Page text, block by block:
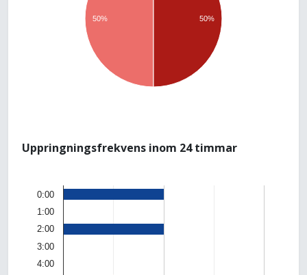
50% 50%
Uppringningsfrekvens inom 24 timmar
0:00
1:00
2:00
3:00
4:00